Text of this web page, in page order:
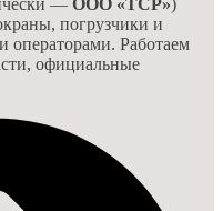
— ООО «ТСР»)
погрузчики и
операторами. Работаем
официальные